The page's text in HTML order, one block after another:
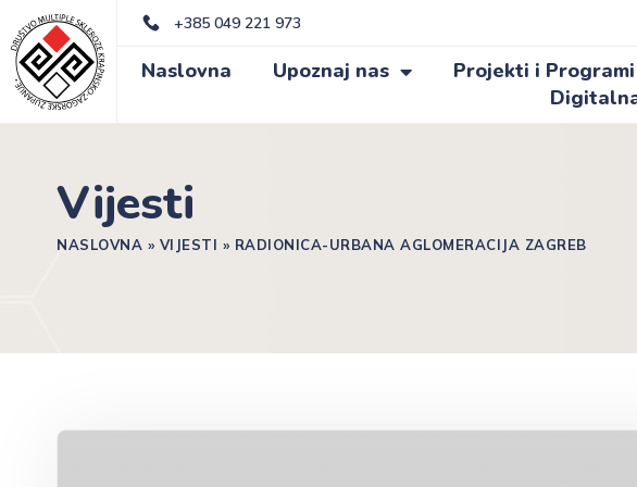
+385 049 221 973
Naslovna Upoznaj nas Projekti i Programi
Vijesti
NASLOVNA » VIJESTI » RADIONICA-URBANA AGLOMERACIJA ZAGREB